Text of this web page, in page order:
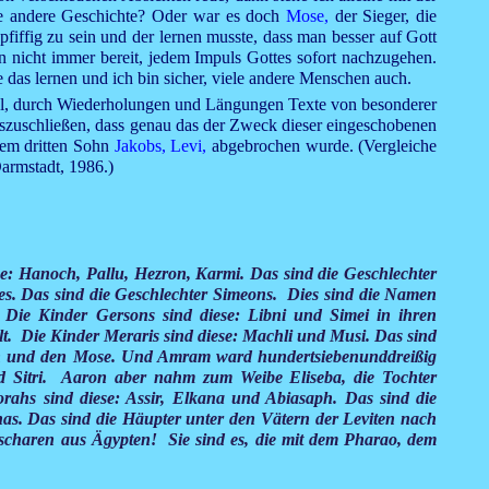
Geschichte? Oder war es dochMose, der Sieger, die
zu sein und der lernen musste, dass man besser auf Gott
immer bereit, jedem Impuls Gottes sofort nachzugehen.
das lernen und ich bin sicher, viele andere Menschen auch.
Wiederholungen und Längungen Texte von besonderer
dass genau das der Zweck dieser eingeschobenen
dritten Sohn Jakobs, Levi, abgebrochen wurde. (Vergleiche
1986.)
Hanoch, Pallu, Hezron, Karmi. Das sind die Geschlechter
Das sind die Geschlechter Simeons. Dies sind die Namen
Kinder Gersons sind diese: Libni und Simei in ihren
Die Kinder Meraris sind diese: Machli und Musi. Das sind
den Mose. Und Amram ward hundertsiebenunddreißig
Aaron aber nahm zum Weibe Eliseba, die Tochter
sind diese: Assir, Elkana und Abiasaph. Das sind die
Das sind die Häupter unter den Vätern der Leviten nach
aus Ägypten! Sie sind es, die mit dem Pharao, dem